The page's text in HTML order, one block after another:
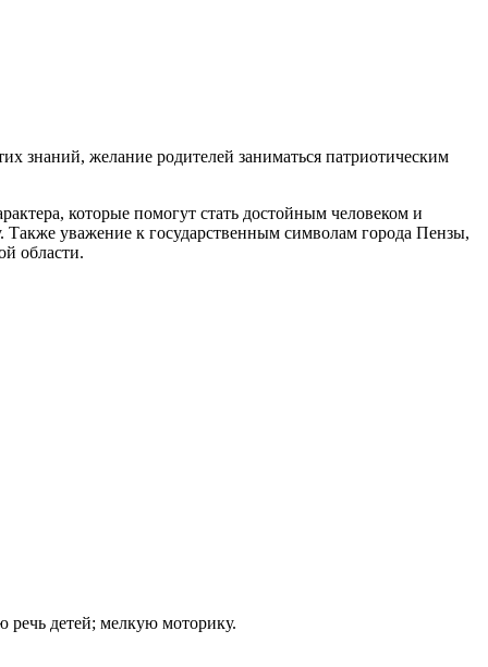
знаний, желание родителей заниматься патриотическим
которые помогут стать достойным человеком и
уважение к государственным символам города Пензы,
области.
речь детей; мелкую моторику.